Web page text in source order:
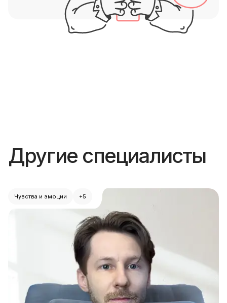
Другие специалисты
Чувства и эмоции +5